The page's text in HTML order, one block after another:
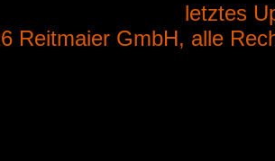
letztes
Reitmaier GmbH, alle